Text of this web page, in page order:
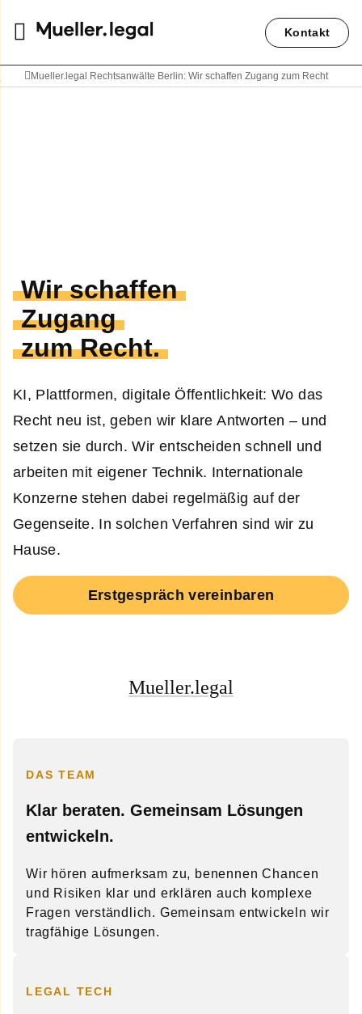
Kontakt
Mueller.legal Rechtsanwälte Berlin: Wir schaffen Zugang zum Recht
Wir schaffen
Zugang
zum Recht.
KI, Plattformen, digitale Öffentlichkeit: Wo das
Recht neu ist, geben wir klare Antworten – und
setzen sie durch. Wir entscheiden schnell und
arbeiten mit eigener Technik. Internationale
Konzerne stehen dabei regelmäßig auf der
Gegenseite. In solchen Verfahren sind wir zu
Hause.
Erstgespräch vereinbaren
Mueller.legal
DAS TEAM
Klar beraten. Gemeinsam Lösungen
entwickeln.
Wir hören aufmerksam zu, benennen Chancen
und Risiken klar und erklären auch komplexe
Fragen verständlich. Gemeinsam entwickeln wir
tragfähige Lösungen.
LEGAL TECH